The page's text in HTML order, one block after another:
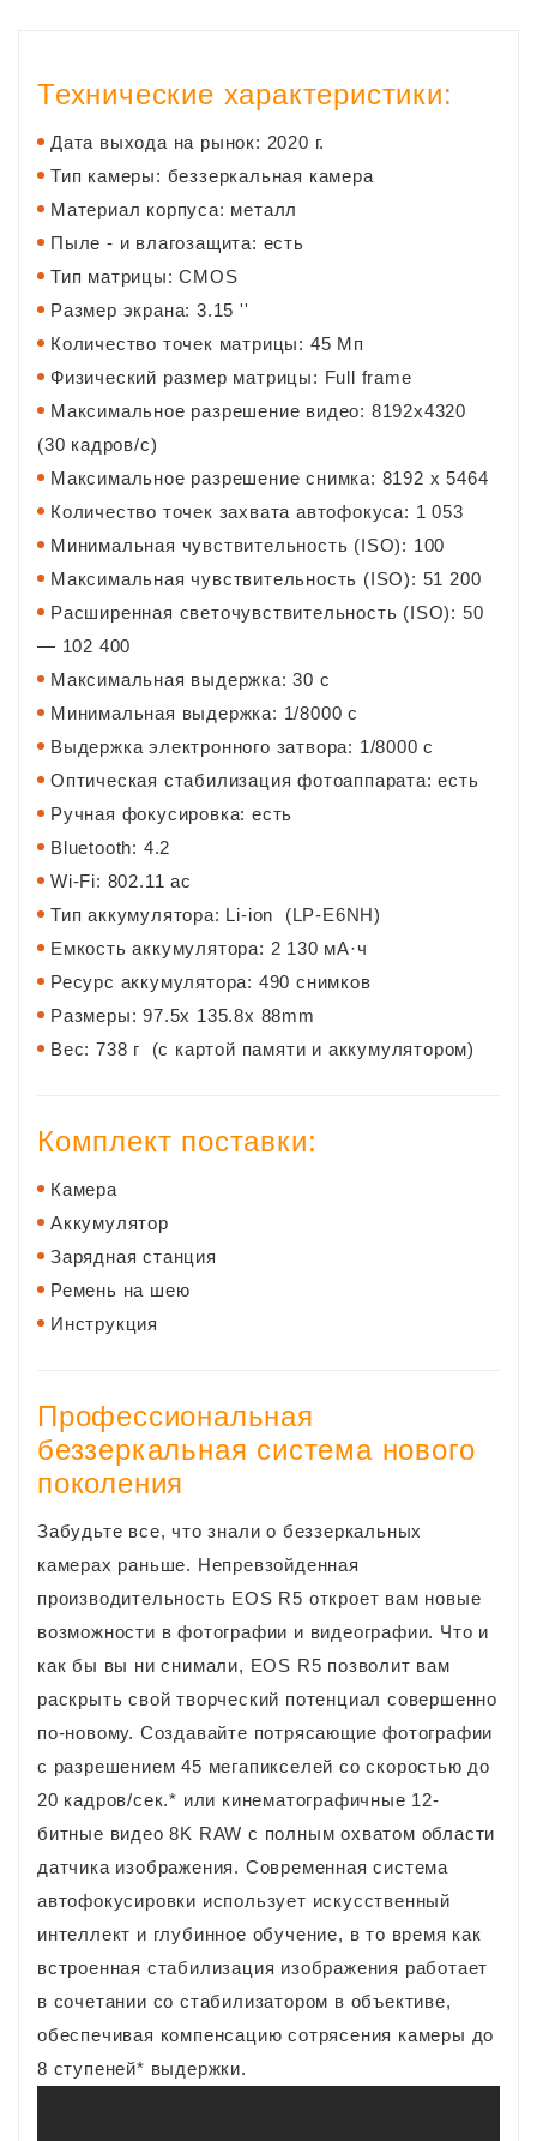
Технические характеристики:
Дата выхода на рынок: 2020 г.
Тип камеры: беззеркальная камера
Материал корпуса: металл
Пыле - и влагозащита: есть
Тип матрицы: CMOS
Размер экрана: 3.15 ''
Количество точек матрицы: 45 Мп
Физический размер матрицы: Full frame
Максимальное разрешение видео: 8192x4320
(30 кадров/с)
Максимальное разрешение снимка: 8192 x 5464
Количество точек захвата автофокуса: 1 053
Минимальная чувствительность (ISO): 100
Максимальная чувствительность (ISO): 51 200
Расширенная светочувствительность (ISO): 50
— 102 400
Максимальная выдержка: 30 c
Минимальная выдержка: 1/8000 c
Выдержка электронного затвора: 1/8000 с
Оптическая стабилизация фотоаппарата: есть
Ручная фокусировка: есть
Bluetooth: 4.2
Wi-Fi: 802.11 ac
Тип аккумулятора: Li-ion (LP-E6NH)
Емкость аккумулятора: 2 130 мА·ч
Ресурс аккумулятора: 490 снимков
Размеры: 97.5x 135.8x 88mm
Вес: 738 г (с картой памяти и аккумулятором)
Комплект поставки:
Камера
Аккумулятор
Зарядная станция
Ремень на шею
Инструкция
Профессиональная
беззеркальная система нового
поколения
Забудьте все, что знали о беззеркальных
камерах раньше. Непревзойденная
производительность EOS R5 откроет вам новые
возможности в фотографии и видеографии. Что и
как бы вы ни снимали, EOS R5 позволит вам
раскрыть свой творческий потенциал совершенно
по-новому. Создавайте потрясающие фотографии
с разрешением 45 мегапикселей со скоростью до
20 кадров/сек.* или кинематографичные 12-
битные видео 8K RAW с полным охватом области
датчика изображения. Современная система
автофокусировки использует искусственный
интеллект и глубинное обучение, в то время как
встроенная стабилизация изображения работает
в сочетании со стабилизатором в объективе,
обеспечивая компенсацию сотрясения камеры до
8 ступеней* выдержки.